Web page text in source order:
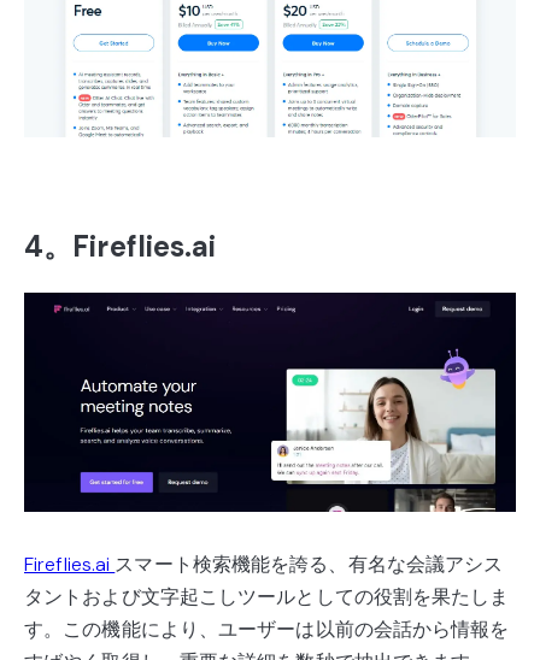
4。Fireflies.ai
Fireflies.ai スマート検索機能を誇る、有名な会議アシス
タントおよび文字起こしツールとしての役割を果たしま
す。この機能により、ユーザーは以前の会話から情報を